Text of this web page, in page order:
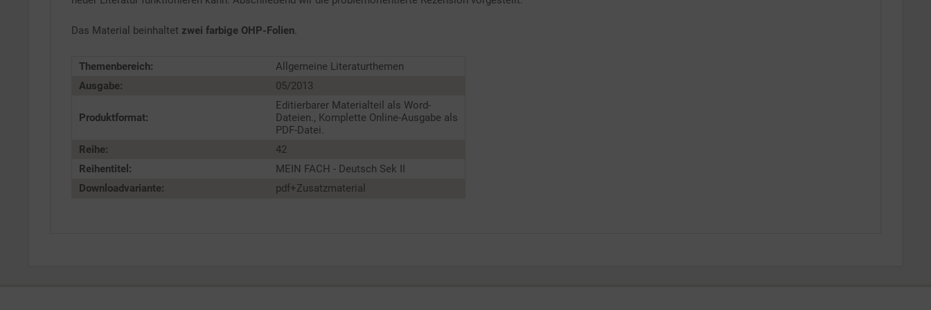
Das Material beinhaltet zwei farbige OHP-Folien.
Themenbereich:
Allgemeine Literaturthemen
Ausgabe:
05/2013
Produktformat:
Editierbarer Materialteil als Word-
Dateien., Komplette Online-Ausgabe als
PDF-Datei.
Reihe:
42
Reihentitel:
MEIN FACH - Deutsch Sek II
Downloadvariante:
pdf+Zusatzmaterial